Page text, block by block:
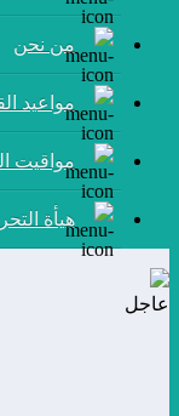
من نحن
مواعيد
مواقيت
هيأة
عاجل